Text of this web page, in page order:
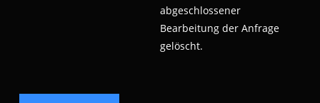
abgeschlossener
Bearbeitung der Anfrage
gelöscht.